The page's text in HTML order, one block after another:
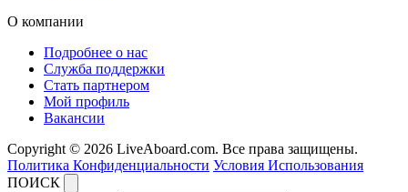
О компании
Подробнее о нас
Служба поддержки
Стать партнером
Мой профиль
Вакансии
Copyright © 2026 LiveAboard.com. Все права защищены.
Политика Конфиденциальности Условия Использования
ПОИСК